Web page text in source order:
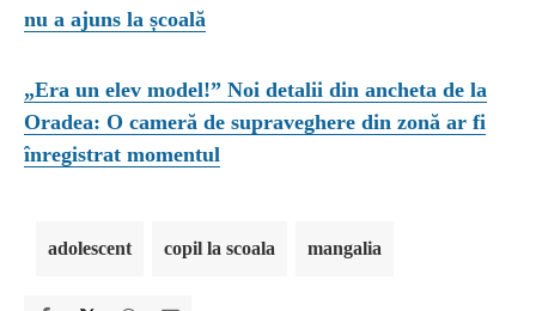
nu a ajuns la școală
„Era un elev model!” Noi detalii din ancheta de la
Oradea: O cameră de supraveghere din zonă ar fi
înregistrat momentul
adolescent copil la scoala mangalia